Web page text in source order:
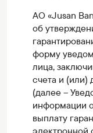
АО «Jusan
об
форму
лица,
счета и (или)
(далее –
информации
выплату